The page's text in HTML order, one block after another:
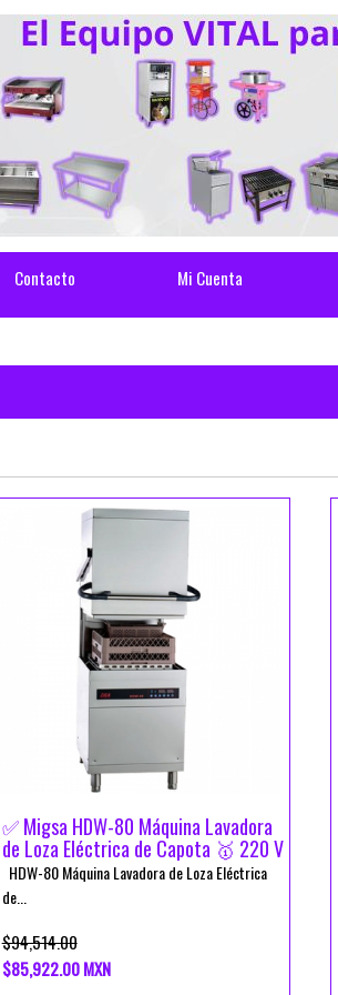
Contacto Mi Cuenta
✅ Migsa HDW-80 Máquina Lavadora
de Loza Eléctrica de Capota 🥇 220 V
HDW-80 Máquina Lavadora de Loza Eléctrica
de...
$94,514.00
$85,922.00 MXN